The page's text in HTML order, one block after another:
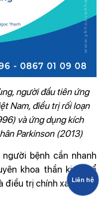
người đầu tiên ứng
Nam, điều trị rối loạn
và ứng dụng kích
Parkinson (2013)
bệnh cần nhanh
khoa thần kinh để
điều trị chính xác.Liên hệ